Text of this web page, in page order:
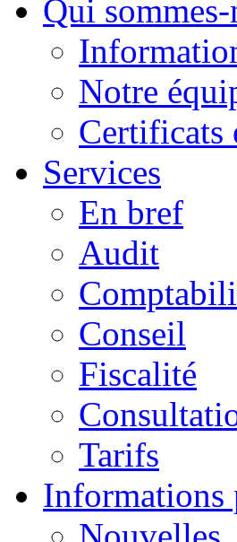
Qui sommes-
Notre
Certificats
Services
En bref
Audit
Conseil
Fiscalité
Tarifs
Informations